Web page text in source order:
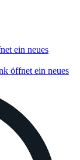
ein neues
öffnet ein neues